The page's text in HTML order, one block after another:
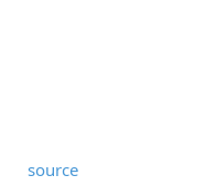
source